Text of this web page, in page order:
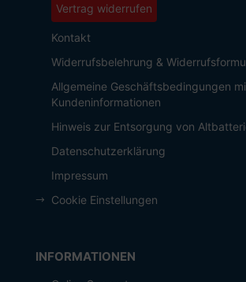
Vertrag widerrufen
Kontakt
Widerrufsbelehrung &
Allgemeine Geschäftsbedingungen
Kundeninformationen
Hinweis zur Entsorgung von
Datenschutzerklärung
Impressum
Cookie Einstellungen
INFORMATIONEN